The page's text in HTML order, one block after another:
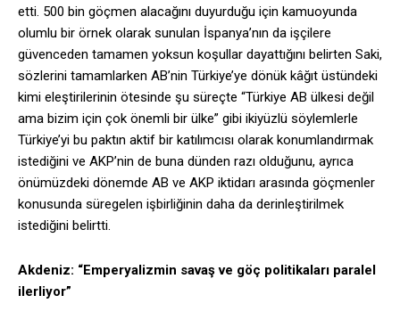
etti. 500 bin göçmen alacağını duyurduğu için kamuoyunda
olumlu bir örnek olarak sunulan İspanya’nın da işçilere
güvenceden tamamen yoksun koşullar dayattığını belirten Saki,
sözlerini tamamlarken AB’nin Türkiye’ye dönük kâğıt üstündeki
kimi eleştirilerinin ötesinde şu süreçte “Türkiye AB ülkesi değil
ama bizim için çok önemli bir ülke” gibi ikiyüzlü söylemlerle
Türkiye’yi bu paktın aktif bir katılımcısı olarak konumlandırmak
istediğini ve AKP’nin de buna dünden razı olduğunu, ayrıca
önümüzdeki dönemde AB ve AKP iktidarı arasında göçmenler
konusunda süregelen işbirliğinin daha da derinleştirilmek
istediğini belirtti.
Akdeniz: “Emperyalizmin savaş ve göç politikaları paralel
ilerliyor”